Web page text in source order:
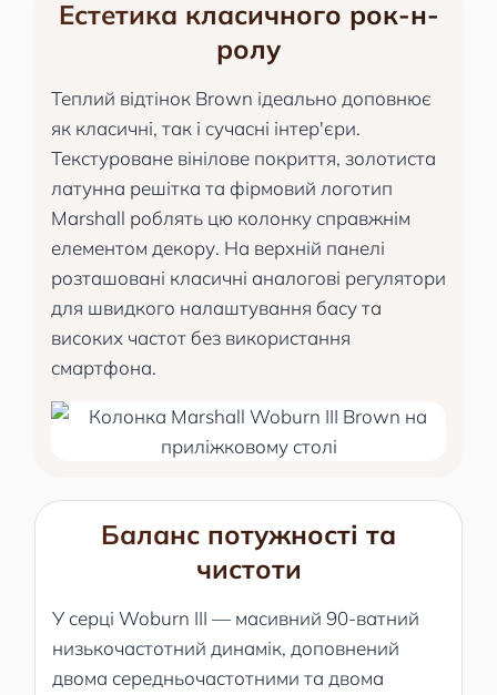
Естетика класичного рок-н-
ролу
Теплий відтінок Brown ідеально доповнює
як класичні, так і сучасні інтер'єри.
Текстуроване вінілове покриття, золотиста
латунна решітка та фірмовий логотип
Marshall роблять цю колонку справжнім
елементом декору. На верхній панелі
розташовані класичні аналогові регулятори
для швидкого налаштування басу та
високих частот без використання
смартфона.
Баланс потужності та
чистоти
У серці Woburn III — масивний 90-ватний
низькочастотний динамік, доповнений
двома середньочастотними та двома